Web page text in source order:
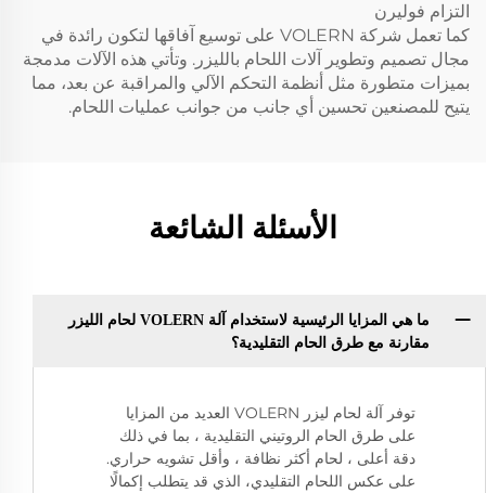
التزام فوليرن
كما تعمل شركة VOLERN على توسيع آفاقها لتكون رائدة في
مجال تصميم وتطوير آلات اللحام بالليزر. وتأتي هذه الآلات مدمجة
بميزات متطورة مثل أنظمة التحكم الآلي والمراقبة عن بعد، مما
يتيح للمصنعين تحسين أي جانب من جوانب عمليات اللحام.
الأسئلة الشائعة
ما هي المزايا الرئيسية لاستخدام آلة VOLERN لحام الليزر
مقارنة مع طرق الحام التقليدية؟
توفر آلة لحام ليزر VOLERN العديد من المزايا
على طرق الحام الروتيني التقليدية ، بما في ذلك
دقة أعلى ، لحام أكثر نظافة ، وأقل تشويه حراري.
على عكس اللحام التقليدي، الذي قد يتطلب إكمالًا